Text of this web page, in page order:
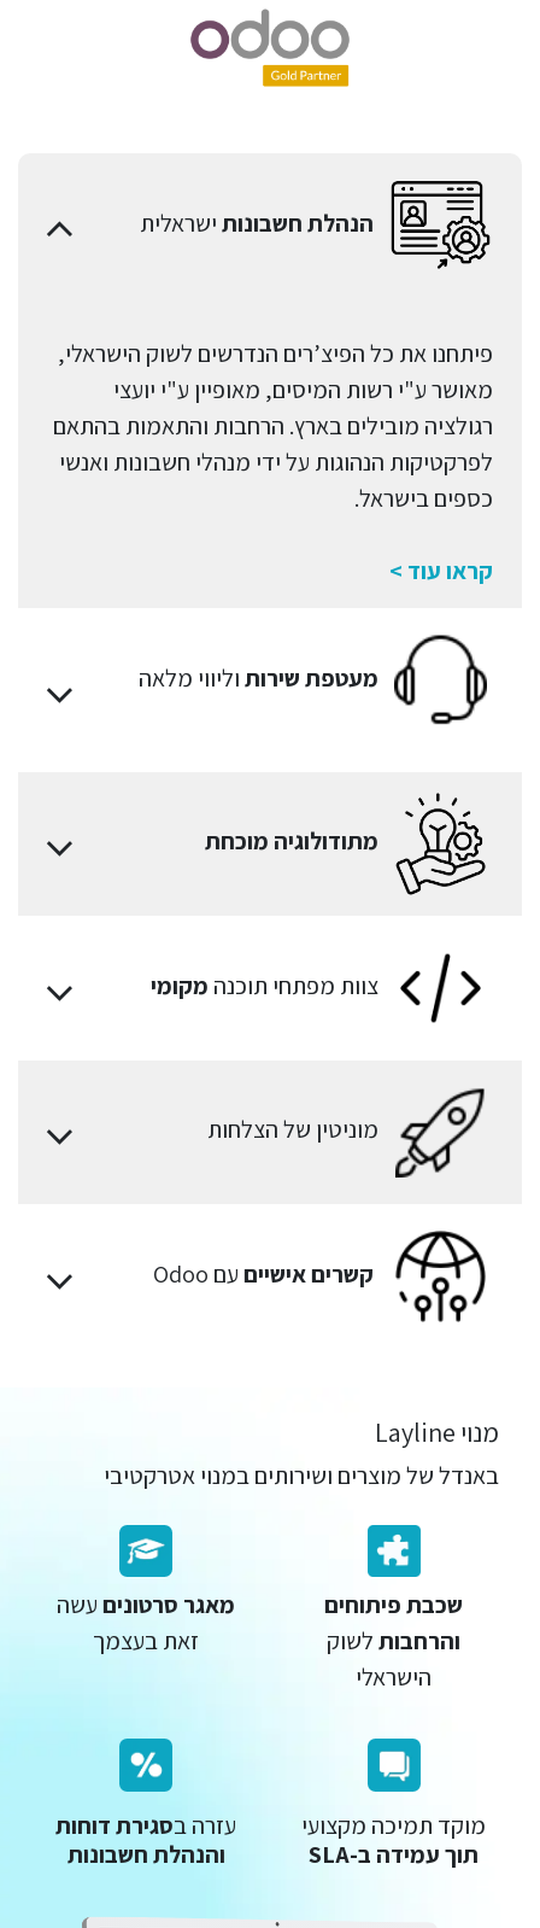
הנהלת חשבונותישראלית
פיתחנו את כל הפיצ’רים הנדרשים לשוק הישראלי,
מאושר ע"י רשות המיסים, מאופיין ע"י יועצי
רגולציה מובילים בארץ. הרחבות והתאמות בהתאם
לפרקטיקות הנהוגות על ידי מנהלי חשבונות ואנשי
כספים בישראל.
קראו עוד >
מעטפת שירותוליווי מלאה
מתודולוגיה מוכחת
צוות מפתחי תוכנה מקומי
מוניטין של הצלחות
קשרים אישייםעם Odoo
מנוי Layline
באנדל של מוצרים ושירותים במנוי אטרקטיבי
שכבת פיתוחים
והרחבותלשוק
הישראלי
מאגר סרטוניםעשה
זאת בעצמך
מוקד תמיכה מקצועי
תוך עמידה ב-SLA
עזרה בסגירת דוחות
והנהלת חשבונות